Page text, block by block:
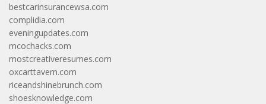
bestcarinsurancewsa.com
complidia.com
eveningupdates.com
mcochacks.com
mostcreativeresumes.com
oxcarttavern.com
riceandshinebrunch.com
shoesknowledge.com